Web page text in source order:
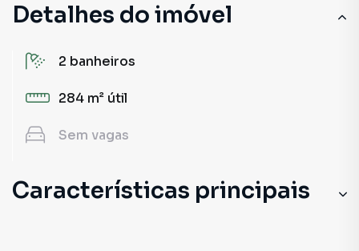
Detalhes do imóvel
2 banheiros
284 m² útil
Sem vagas
Características principais